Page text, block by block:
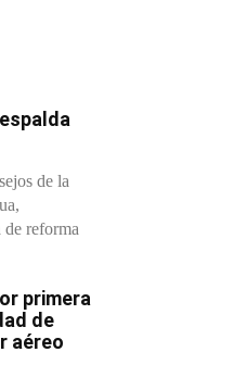
de la
de reforma
primera
de
aéreo